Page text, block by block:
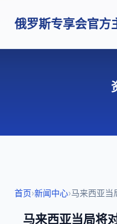
俄罗斯专享会官方
首页›新闻中心›马来西亚当
马来西亚当局将